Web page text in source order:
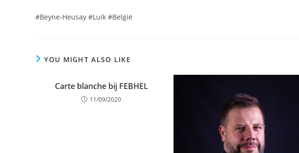
#Beyne-Heusay #Luik #België
YOU MIGHT ALSO LIKE
Carte blanche bij FEBHEL
11/09/2020